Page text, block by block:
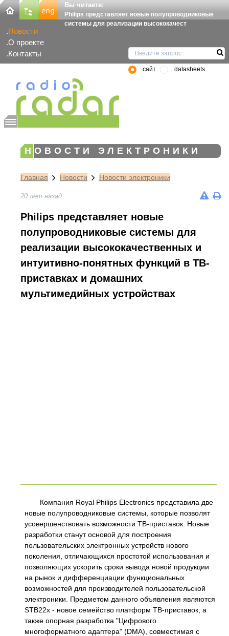
Вы читаете:
Philips представляет новые полупроводниковые
системы для реализации высококачест
Новости
О проекте
Контакты
сайт datasheets
НОВОСТИ ЭЛЕКТРОНИКИ
Главная Новости Новости электроники
20 лет назад
Philips представляет новые
полупроводниковые системы для
реализации высококачественных и
интуитивно-понятных функций в ТВ-
приставках и домашних
мультимедийных устройствах
Компания Royal Philips Electronics представила две
новые полупроводниковые системы, которые позволят
усовершенствовать возможности ТВ-приставок. Новые
разработки станут основой для построения
пользовательских электронных устройств нового
поколения, отличающихся простотой использования и
позволяющих ускорить сроки вывода новой продукции
на рынок и дифференциации функциональных
возможностей для производителей пользовательской
электроники. Предметом данного объявления являются
STB22x - новое семейство платформ ТВ-приставок, а
также опорная разработка "Цифрового
многоформатного адаптера" (DMA), совместимая с